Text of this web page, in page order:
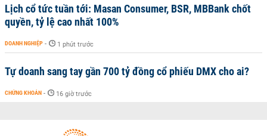
Lịch cổ tức tuần tới: Masan Consumer, BSR, MBBank chốt
quyền, tỷ lệ cao nhất 100%
DOANH NGHIỆP - 1 phút trước
Tự doanh sang tay gần 700 tỷ đồng cổ phiếu DMX cho ai?
CHỨNG KHOÁN - 16 giờ trước